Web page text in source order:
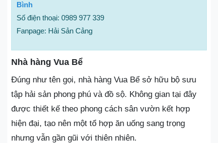
Bình
Số điện thoại: 0989 977 339
Fanpage: Hải Sản Cảng
Nhà hàng Vua Bể
Đúng như tên gọi, nhà hàng Vua Bể sở hữu bộ sưu
tập hải sản phong phú và đồ sộ. Không gian tại đây
được thiết kế theo phong cách sân vườn kết hợp
hiện đại, tạo nên một tổ hợp ăn uống sang trọng
nhưng vẫn gần gũi với thiên nhiên.